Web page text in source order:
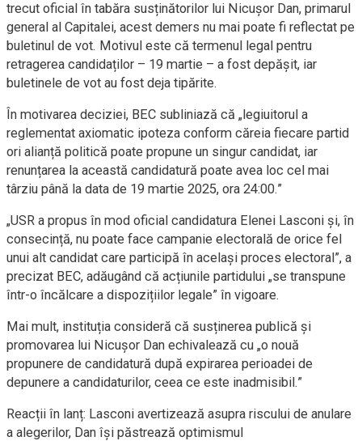
trecut oficial în tabăra susținătorilor lui Nicușor Dan, primarul
general al Capitalei, acest demers nu mai poate fi reflectat pe
buletinul de vot. Motivul este că termenul legal pentru
retragerea candidaților – 19 martie – a fost depășit, iar
buletinele de vot au fost deja tipărite.
În motivarea deciziei, BEC subliniază că „legiuitorul a
reglementat axiomatic ipoteza conform căreia fiecare partid
ori alianță politică poate propune un singur candidat, iar
renunțarea la această candidatură poate avea loc cel mai
târziu până la data de 19 martie 2025, ora 24:00.”
„USR a propus în mod oficial candidatura Elenei Lasconi și, în
consecință, nu poate face campanie electorală de orice fel
unui alt candidat care participă în același proces electoral”, a
precizat BEC, adăugând că acțiunile partidului „se transpune
într-o încălcare a dispozițiilor legale” în vigoare.
Mai mult, instituția consideră că susținerea publică și
promovarea lui Nicușor Dan echivalează cu „o nouă
propunere de candidatură după expirarea perioadei de
depunere a candidaturilor, ceea ce este inadmisibil.”
Reacții în lanț: Lasconi avertizează asupra riscului de anulare
a alegerilor, Dan își păstrează optimismul